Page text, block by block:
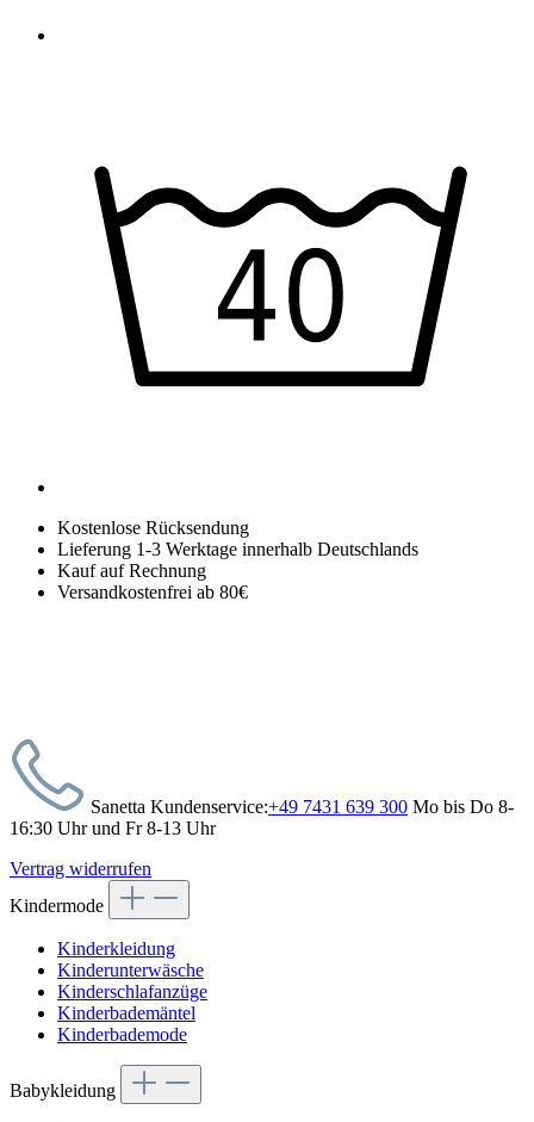
Kostenlose Rücksendung
Lieferung 1-3 Werktage innerhalb Deutschlands
Kauf auf Rechnung
Versandkostenfrei ab 80€
Sanetta Kundenservice:+49 7431 639 300 Mo bis Do 8-
16:30 Uhr und Fr 8-13 Uhr
Vertrag widerrufen
Kindermode
Kinderkleidung
Kinderunterwäsche
Kinderschlafanzüge
Kinderbademäntel
Kinderbademode
Babykleidung